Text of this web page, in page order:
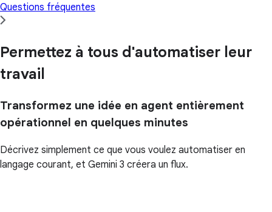
Questions fréquentes
Permettez à tous d'automatiser leur
travail
Transformez une idée en agent entièrement
opérationnel en quelques minutes
Décrivez simplement ce que vous voulez automatiser en
langage courant, et Gemini 3 créera un flux.